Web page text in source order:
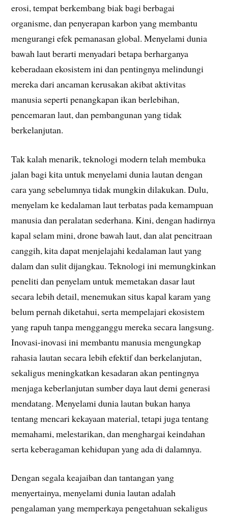
erosi, tempat berkembang biak bagi berbagai
organisme, dan penyerapan karbon yang membantu
mengurangi efek pemanasan global. Menyelami dunia
bawah laut berarti menyadari betapa berharganya
keberadaan ekosistem ini dan pentingnya melindungi
mereka dari ancaman kerusakan akibat aktivitas
manusia seperti penangkapan ikan berlebihan,
pencemaran laut, dan pembangunan yang tidak
berkelanjutan.
Tak kalah menarik, teknologi modern telah membuka
jalan bagi kita untuk menyelami dunia lautan dengan
cara yang sebelumnya tidak mungkin dilakukan. Dulu,
menyelam ke kedalaman laut terbatas pada kemampuan
manusia dan peralatan sederhana. Kini, dengan hadirnya
kapal selam mini, drone bawah laut, dan alat pencitraan
canggih, kita dapat menjelajahi kedalaman laut yang
dalam dan sulit dijangkau. Teknologi ini memungkinkan
peneliti dan penyelam untuk memetakan dasar laut
secara lebih detail, menemukan situs kapal karam yang
belum pernah diketahui, serta mempelajari ekosistem
yang rapuh tanpa mengganggu mereka secara langsung.
Inovasi-inovasi ini membantu manusia mengungkap
rahasia lautan secara lebih efektif dan berkelanjutan,
sekaligus meningkatkan kesadaran akan pentingnya
menjaga keberlanjutan sumber daya laut demi generasi
mendatang. Menyelami dunia lautan bukan hanya
tentang mencari kekayaan material, tetapi juga tentang
memahami, melestarikan, dan menghargai keindahan
serta keberagaman kehidupan yang ada di dalamnya.
Dengan segala keajaiban dan tantangan yang
menyertainya, menyelami dunia lautan adalah
pengalaman yang memperkaya pengetahuan sekaligus